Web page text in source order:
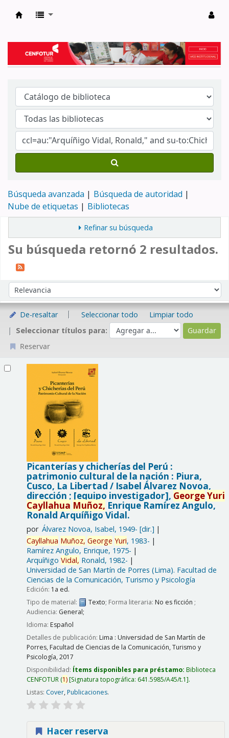
Búsqueda avanzada
Búsqueda de autoridad
Nube de etiquetas
Bibliotecas
Refinar su búsqueda
Su búsqueda retornó 2 resultados.
Ordenar por:
De-resaltar Seleccionar todo
Limpiar todo
Seleccionar títulos para:
Reservar
Picanterías y chicherías del Perú :
patrimonio cultural de la nación : Piura,
Cusco, La Libertad / Isabel Álvarez Novoa,
dirección ; [equipo investigador], GeorgeYuri
Cayllahua Muñoz, Enrique Ramírez Angulo,
Ronald Arquíñigo Vidal.
por Álvarez Novoa, Isabel, 1949- [dir.]
Cayllahua Muñoz, George Yuri, 1983-
Ramírez Angulo, Enrique, 1975-
Arquíñigo Vidal, Ronald, 1982-
Universidad de San Martín de Porres (Lima). Facultad de
Ciencias de la Comunicación, Turismo y Psicología
Edición: 1a ed.
Tipo de material:
Texto; Forma literaria: No es ficción ;
Audiencia: General;
Idioma: Español
Detalles de publicación: Lima : Universidad de San Martín de
Porres, Facultad de Ciencias de la Comunicación, Turismo y
Psicología,2017
Disponibilidad: Ítems disponibles para préstamo: Biblioteca
CENFOTUR(1) Signatura topográfica: 641.5985/A45/t.1 .
Listas: Cover,Publicaciones.
Hacer reserva